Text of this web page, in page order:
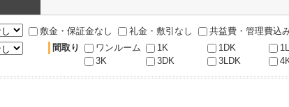
敷金・保証金なし 礼金・敷引なし 共益費・管理費込
間取り ワンルーム 1K 1DK
3K
3DK 3LDK